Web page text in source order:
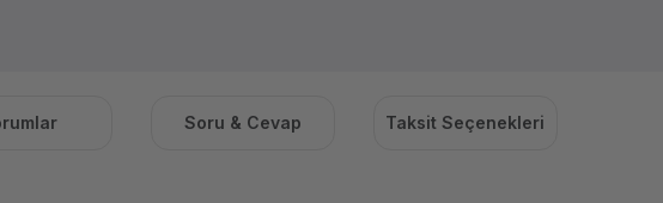
Soru & Cevap Taksit Seçenekleri